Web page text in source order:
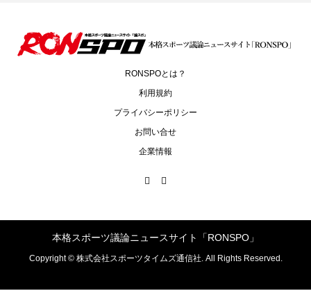
RONSPOとは？
利用規約
プライバシーポリシー
お問い合せ
企業情報
本格スポーツ議論ニュースサイト「RONSPO」
Copyright ©株式会社スポーツタイムズ通信社. All Rights Reserved.